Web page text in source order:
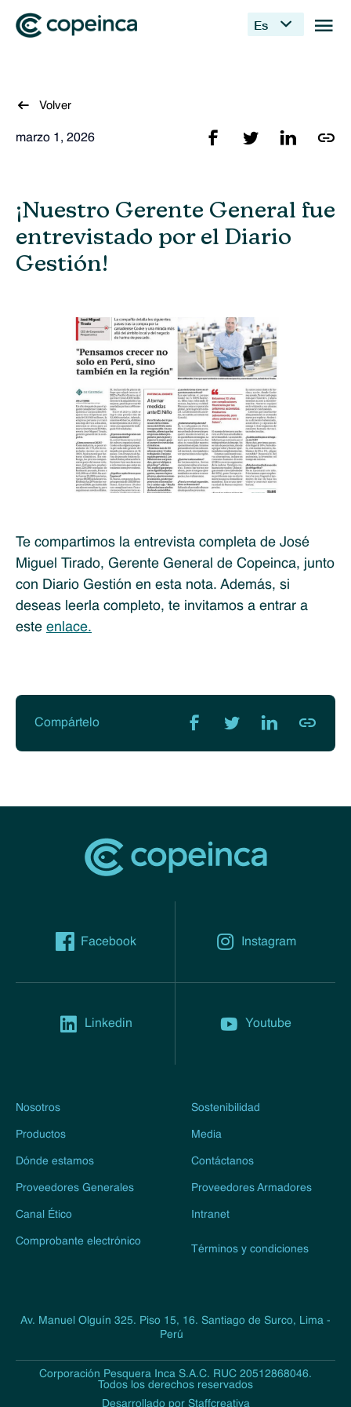
Es
Volver
marzo 1, 2026
¡Nuestro Gerente General fue
entrevistado por el Diario
Gestión!
Te compartimos la entrevista completa de José
Miguel Tirado, Gerente General de Copeinca, junto
con Diario Gestión en esta nota. Además, si
deseas leerla completo, te invitamos a entrar a
este enlace.
Compártelo
Nosotros Sostenibilidad
Productos Media
Dónde estamos Contáctanos
Proveedores Generales Proveedores Armadores
Canal Ético Intranet
Comprobante electrónico
Términos y condiciones
Av. Manuel Olguín 325. Piso 15, 16. Santiago de Surco, Lima -
Perú
Facebook Instagram
Linkedin Youtube
Corporación Pesquera Inca S.A.C. RUC 20512868046.
Todos los derechos reservados
Desarrollado por Staffcreativa